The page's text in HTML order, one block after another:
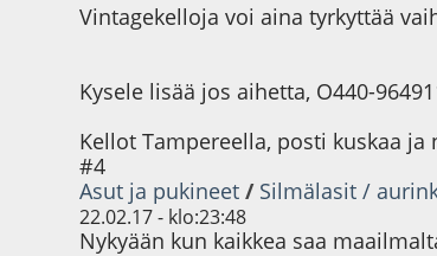
Vintagekelloja voi aina tyrkyttää
Kysele lisää jos aihetta, O440-
Kellot Tampereella, posti kuskaa ja
#4
Asut ja pukineet / Silmälasit /
22.02.17 - klo:23:48
Nykyään kun kaikkea saa